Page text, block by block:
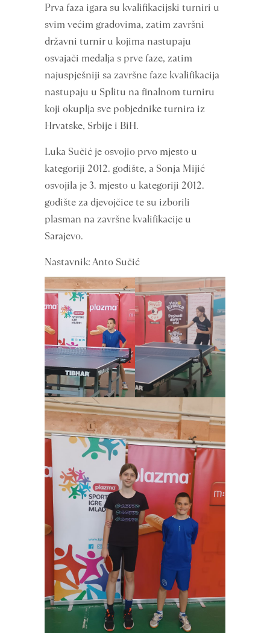
Prva faza igara su kvalifikacijski turniri u
svim većim gradovima, zatim završni
državni turnir u kojima nastupaju
osvajači medalja s prve faze, zatim
najuspješniji sa završne faze kvalifikacija
nastupaju u Splitu na finalnom turniru
koji okuplja sve pobjednike turnira iz
Hrvatske, Srbije i BiH.
Luka Sučić je osvojio prvo mjesto u
kategoriji 2012. godište, a Sonja Mijić
osvojila je 3. mjesto u kategoriji 2012.
godište za djevojčice te su izborili
plasman na završne kvalifikacije u
Nastavnik: Anto Sučić